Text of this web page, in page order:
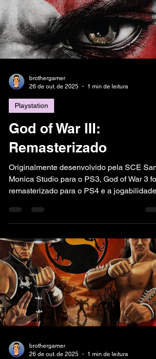
brothergamer
26 de out. de 2025
1 min de leitura
Playstation
God of War III:
Remasterizado
Originalmente desenvolvido pela SCE
Monica Studio para o PS3, God of War 3 foi
remasterizado para o PS4 e a jogabilidade
Remastered dá vida a batalhas épicas com
gráficos e um enredo elaborado que coloca
Kratos no centro da carnificina e da
destruição enquanto ele busca vingança
contra os deuses que o traíram. Ambientado
no reino da mitologia grega brutal, God of
War 3 Remastered é o jogo single-player
permite aos jogadores assum
brothergamer
26 de out. de 2025
1 min de leitura